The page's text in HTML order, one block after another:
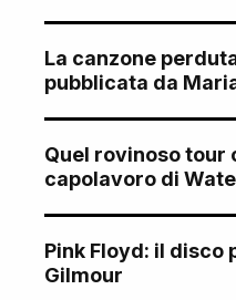
La canzone
pubblicata da
Quel rovinoso tour
capolavoro di
Pink Floyd: il disco
Gilmour